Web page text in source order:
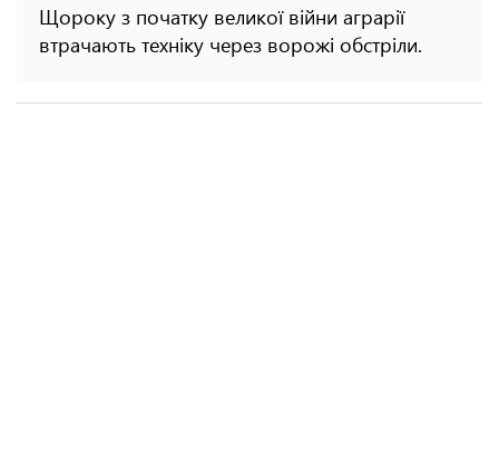
Щороку з початку великої війни аграрії
втрачають техніку через ворожі обстріли.